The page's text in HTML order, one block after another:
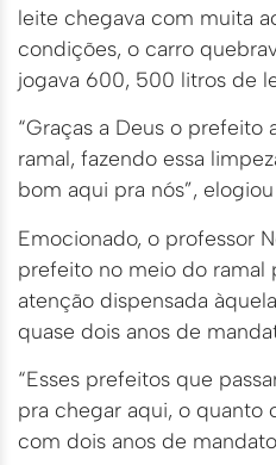
leite chegava com muita
condições, o carro
jogava 600, 500 litros de
“Graças a Deus o prefeito
ramal, fazendo essa
bom aqui pra nós”,
Emocionado, o professor
prefeito no meio do ramal
atenção dispensada
quase dois anos de
“Esses prefeitos que
pra chegar aqui, o quanto
com dois anos de